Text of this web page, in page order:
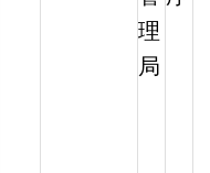
理
局